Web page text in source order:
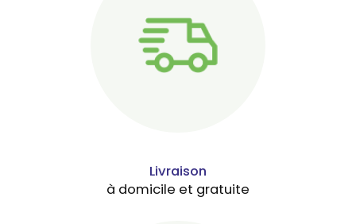
Livraison
à domicile et gratuite